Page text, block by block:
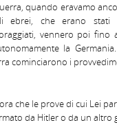
quando eravamo
ebrei, che erano
vennero poi
la
cominciarono i
che le prove di cui Lei
da Hitler o da un altro